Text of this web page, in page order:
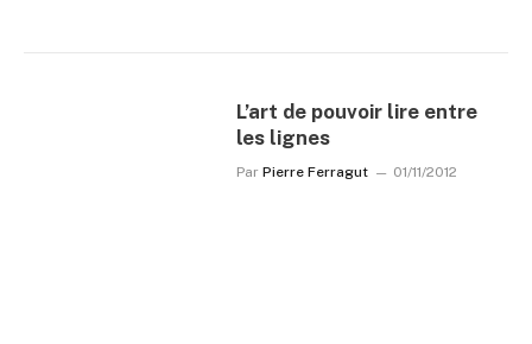
L’art de pouvoir lire entre
les lignes
Par Pierre Ferragut 01/11/2012